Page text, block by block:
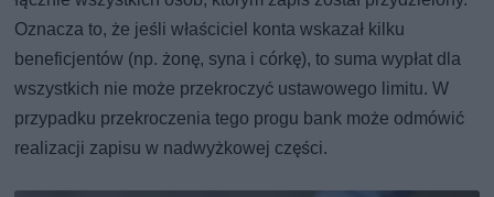
Oznacza to, że jeśli właściciel konta wskazał kilku
beneficjentów (np. żonę, syna i córkę), to suma wypłat dla
wszystkich nie może przekroczyć ustawowego limitu. W
przypadku przekroczenia tego progu bank może odmówić
realizacji zapisu w nadwyżkowej części.